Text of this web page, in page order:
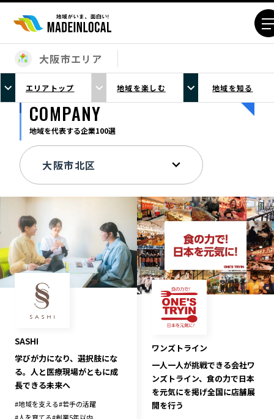
エリアから探す
北海道エリア
青森エリア
岩手エリア
秋田エリア
福島エリア
栃木エリア
埼玉エリア
千葉エリア
東京23区エリア
多摩エリア
神奈川エリア
新潟エリア
富山エリア
石川エリア
福井エリア
山梨エリア
長野エリア
岐阜エリア
静岡エリア
愛知エリア
滋賀エリア
京都エリア
大阪市エリア
北摂エリア
堺・泉州エリア
河内エリア
兵庫エリア
奈良エリア
和歌山エリア
大阪市エリア
エリアトップ 地域を楽しむ 地域を知る
COMPANY
地域を代表する企業100選
SASHI
学びが力になり、選択肢にな
る。人と医療現場がともに成
長できる未来へ
#地域を支える#若手の活躍
ワンズトライン
一人一人が挑戦できる会社ワ
ンズトライン、食の力で日本
を元気にを掲げ全国に店舗展
開を行う